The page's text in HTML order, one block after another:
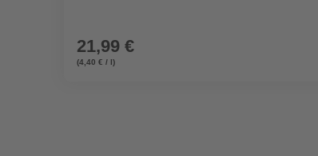
21,99 €
(4,40 € / l)